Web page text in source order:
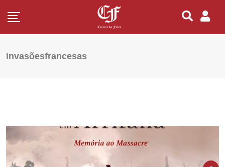
invasõesfrancesas